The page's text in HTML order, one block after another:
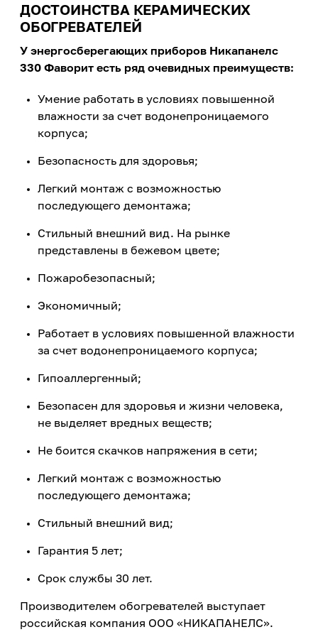
ДОСТОИНСТВА КЕРАМИЧЕСКИХ
ОБОГРЕВАТЕЛЕЙ
У энергосберегающих приборов Никапанелс
330 Фаворит есть ряд очевидных преимуществ:
Умение работать в условиях повышенной
влажности за счет водонепроницаемого
корпуса;
Безопасность для здоровья;
Легкий монтаж с возможностью
последующего демонтажа;
Стильный внешний вид. На рынке
представлены в бежевом цвете;
Пожаробезопасный;
Экономичный;
Работает в условиях повышенной влажности
за счет водонепроницаемого корпуса;
Гипоаллергенный;
Безопасен для здоровья и жизни человека,
не выделяет вредных веществ;
Не боится скачков напряжения в сети;
Легкий монтаж с возможностью
последующего демонтажа;
Стильный внешний вид;
Гарантия 5 лет;
Срок службы 30 лет.
Производителем обогревателей выступает
российская компания ООО «НИКАПАНЕЛС».